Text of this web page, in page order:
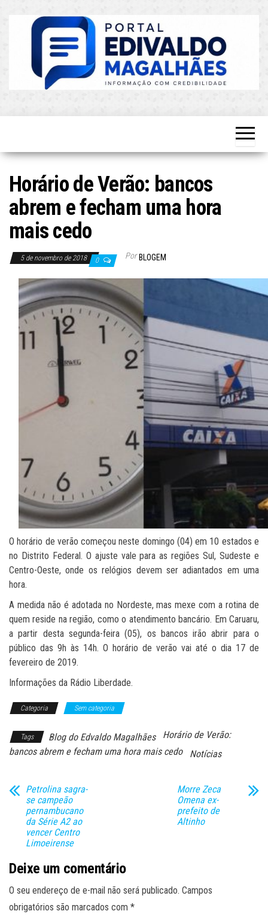
Atualizado!
Horário de Verão: bancos
abrem e fecham uma hora
mais cedo
5 de novembro de 2018 0 Por BLOGEM
O horário de verão começou neste domingo (04) em 10 estados e
no Distrito Federal. O ajuste vale para as regiões Sul, Sudeste e
Centro-Oeste, onde os relógios devem ser adiantados em uma
hora.
A medida não é adotada no Nordeste, mas mexe com a rotina de
quem reside na região, como o atendimento bancário. Em Caruaru,
a partir desta segunda-feira (05), os bancos irão abrir para o
público das 9h às 14h. O horário de verão vai até o dia 17 de
fevereiro de 2019.
Informações da Rádio Liberdade.
Categoria Sem categoria
Tags Blog do Edvaldo Magalhães
Horário de Verão:
bancos abrem e fecham uma hora mais cedo
Notícias
Petrolina sagra-
se campeão
pernambucano
da Série A2 ao
vencer Centro
Limoeirense
Morre Zeca
Omena ex-
prefeito de
Altinho
Deixe um comentário
O seu endereço de e-mail não será publicado. Campos
obrigatórios são marcados com *